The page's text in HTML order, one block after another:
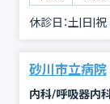
休診日：土|日|祝
砂川市立病院